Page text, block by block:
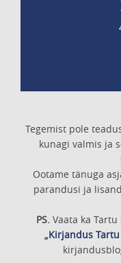
Tegemist pole
kunagi valmis ja
Ootame tänuga
parandusi ja
PS. Vaata ka
„Kirjandus